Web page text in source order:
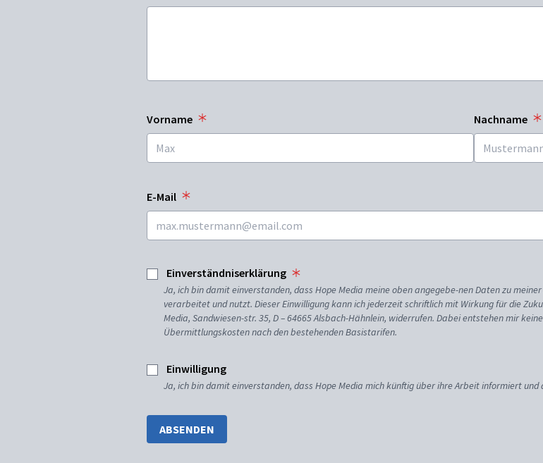
Vorname Nachname
E-Mail
Einverständniserklärung
Ja, ich bin damit einverstanden, dass Hope Media meine oben angegebe-nen Daten zu
verarbeitet und nutzt. Dieser Einwilligung kann ich jederzeit schriftlich mit Wirkung für die
Media, Sandwiesen-str. 35, D – 64665 Alsbach-Hähnlein, widerrufen. Dabei entstehen mir
Übermittlungskosten nach den bestehenden Basistarifen.
Einwilligung
Ja, ich bin damit einverstanden, dass Hope Media mich künftig über ihre Arbeit informiert
ABSENDEN